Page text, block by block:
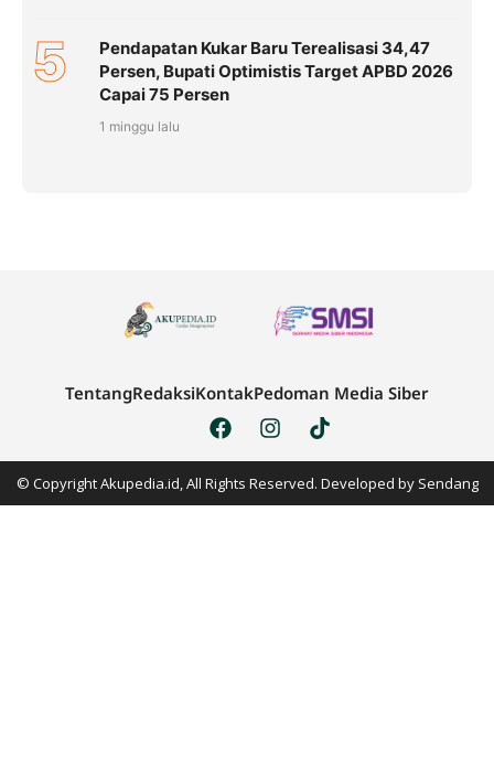
5
Pendapatan Kukar Baru Terealisasi 34,47
Persen, Bupati Optimistis Target APBD 2026
Capai 75 Persen
1 minggu lalu
TentangRedaksiKontakPedoman Media Siber
© Copyright Akupedia.id, All Rights Reserved. Developed by Sendang